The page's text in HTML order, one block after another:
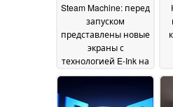
Steam Machine: перед
запуском
представлены новые
экраны с
технологией E-Ink на
передней панели10